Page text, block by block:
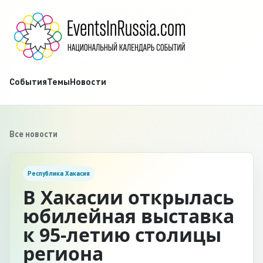
СобытияТемыНовости
Все новости
Республика Хакасия
В Хакасии открылась
юбилейная выставка
к 95-летию столицы
региона